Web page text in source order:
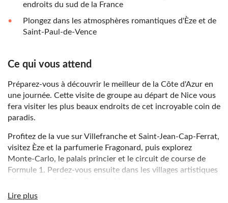
endroits du sud de la France
Plongez dans les atmosphères romantiques d'Èze et de
Saint-Paul-de-Vence
Ce qui vous attend
Préparez-vous à découvrir le meilleur de la Côte d'Azur en
une journée. Cette visite de groupe au départ de Nice vous
fera visiter les plus beaux endroits de cet incroyable coin de
paradis.
Profitez de la vue sur Villefranche et Saint-Jean-Cap-Ferrat,
visitez Èze et la parfumerie Fragonard, puis explorez
Monte-Carlo, le palais princier et le circuit de course de
Formule 1. Perdez-vous ensuite dans les villages artistiques
Un guide multilingue restera à votre disposition pendant
Lire plus